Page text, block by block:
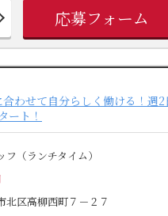
応募フォーム
わせて自分らしく働ける！
ート！
フ（ランチタイム）
北区高柳西町７－２７